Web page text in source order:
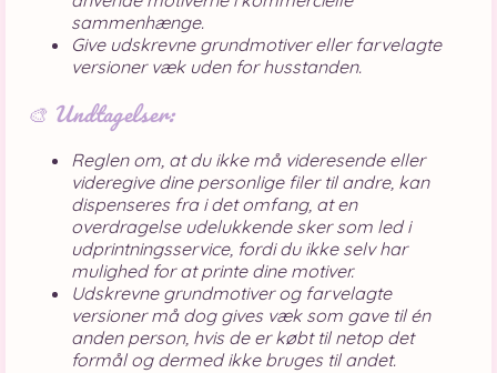
sammenhænge.
Give udskrevne grundmotiver eller farvelagte
versioner væk uden for husstanden.
🎨 Undtagelser:
Reglen om, at du ikke må videresende eller
videregive dine personlige filer til andre, kan
dispenseres fra i det omfang, at en
overdragelse udelukkende sker som led i
udprintningsservice, fordi du ikke selv har
mulighed for at printe dine motiver.
Udskrevne grundmotiver og farvelagte
versioner må dog gives væk som gave til én
anden person, hvis de er købt til netop det
formål og dermed ikke bruges til andet.